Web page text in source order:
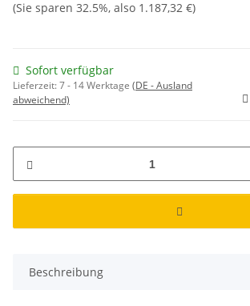
(Sie sparen 32.5%, also 1.187,32 €)
Sofort verfügbar
Lieferzeit:7 - 14 Werktage (DE - Ausland
abweichend)
Beschreibung